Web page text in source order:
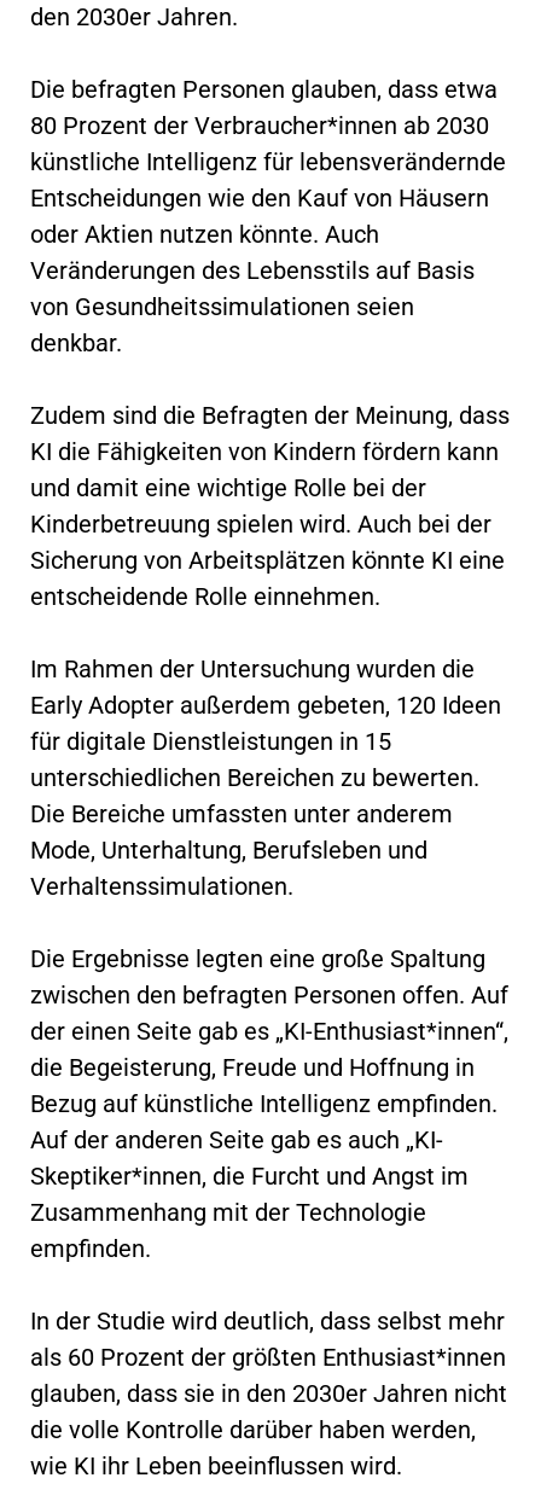
den 2030er Jahren.
Die befragten Personen glauben, dass etwa
80 Prozent der Verbraucher*innen ab 2030
künstliche Intelligenz für lebensverändernde
Entscheidungen wie den Kauf von Häusern
oder Aktien nutzen könnte. Auch
Veränderungen des Lebensstils auf Basis
von Gesundheitssimulationen seien
denkbar.
Zudem sind die Befragten der Meinung, dass
KI die Fähigkeiten von Kindern fördern kann
und damit eine wichtige Rolle bei der
Kinderbetreuung spielen wird. Auch bei der
Sicherung von Arbeitsplätzen könnte KI eine
entscheidende Rolle einnehmen.
Im Rahmen der Untersuchung wurden die
Early Adopter außerdem gebeten, 120 Ideen
für digitale Dienstleistungen in 15
unterschiedlichen Bereichen zu bewerten.
Die Bereiche umfassten unter anderem
Mode, Unterhaltung, Berufsleben und
Verhaltenssimulationen.
Die Ergebnisse legten eine große Spaltung
zwischen den befragten Personen offen. Auf
der einen Seite gab es „KI-Enthusiast*innen“,
die Begeisterung, Freude und Hoffnung in
Bezug auf künstliche Intelligenz empfinden.
Auf der anderen Seite gab es auch „KI-
Skeptiker*innen, die Furcht und Angst im
Zusammenhang mit der Technologie
empfinden.
In der Studie wird deutlich, dass selbst mehr
als 60 Prozent der größten Enthusiast*innen
glauben, dass sie in den 2030er Jahren nicht
die volle Kontrolle darüber haben werden,
wie KI ihr Leben beeinflussen wird.